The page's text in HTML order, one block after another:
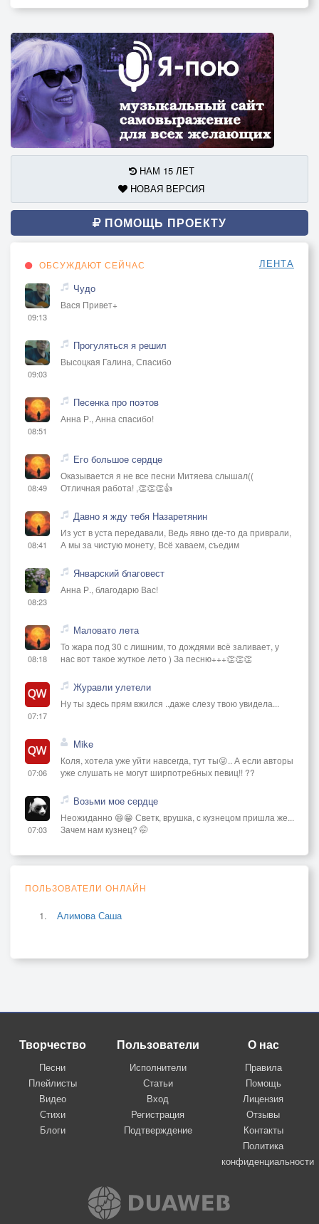
НАМ 15 ЛЕТ
НОВАЯ ВЕРСИЯ
ПОМОЩЬ ПРОЕКТУ
ОБСУЖДАЮТ СЕЙЧАС ЛЕНТА
09:13
Чудо
Вася Привет+
09:03
Прогуляться я решил
Высоцкая Галина, Спасибо
08:51
Песенка про поэтов
Анна Р., Анна спасибо!
08:49
Его большое сердце
Оказывается я не все песни Митяева слышал((
Отличная работа! ,👏👏👏👍
08:41
Давно я жду тебя Назаретянин
Из уст в уста передавали, Ведь явно где-то да приврали,
А мы за чистую монету, Всё хаваем, съедим
08:23
Январский благовест
Анна Р., благодарю Вас!
08:18
Маловато лета
То жара под 30 с лишним, то дождями всё заливает, у
нас вот такое жуткое лето ) За песню+++👏👏👏
07:17
Журавли улетели
Ну ты здесь прям вжился ..даже слезу твою увидела...
07:06
Mike
Коля, хотела уже уйти навсегда, тут ты😜.. А если авторы
уже слушать не могут ширпотребных певиц!! ??
07:03
Возьми мое сердце
Неожиданно 😄😁 Светк, врушка, с кузнецом пришла же...
Зачем нам кузнец? 🤭
ПОЛЬЗОВАТЕЛИ ОНЛАЙН
Алимова Саша
Творчество
Песни
Плейлисты
Видео
Стихи
Блоги
Пользователи
Исполнители
Статьи
Вход
Регистрация
Подтверждение
О нас
Правила
Помощь
Лицензия
Отзывы
Контакты
Политика
конфиденциальности